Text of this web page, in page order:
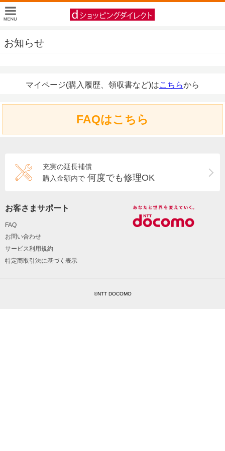
お知らせ
マイページ(購入履歴、領収書など)はこちらから
FAQはこちら
充実の延長補償
購入金額内で 何度でも修理OK
お客さまサポート
FAQ
お問い合わせ
サービス利用規約
特定商取引法に基づく表示
©NTT DOCOMO